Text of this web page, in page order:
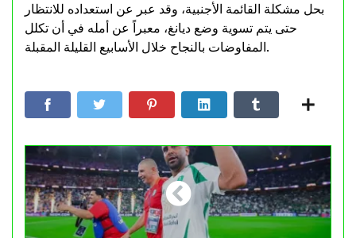
بحل مشكلة القائمة الأجنبية، وقد عبر عن استعداده للانتظار
حتى يتم تسوية وضع ديانغ، معبراً عن أمله في أن تكلل
المفاوضات بالنجاح خلال الأسابيع القليلة المقبلة.